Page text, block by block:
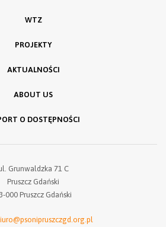
WTZ
PROJEKTY
AKTUALNOŚCI
ABOUT US
O DOSTĘPNOŚCI
Grunwaldzka 71 C
Pruszcz Gdański
000 Pruszcz Gdański